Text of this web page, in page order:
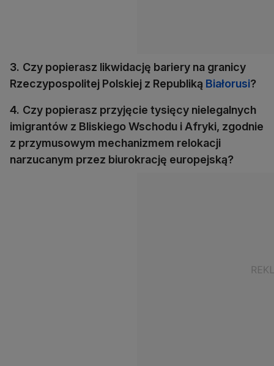
3. Czy popierasz likwidację bariery na granicy
Rzeczypospolitej Polskiej z Republiką Białorusi?
4. Czy popierasz przyjęcie tysięcy nielegalnych
imigrantów z Bliskiego Wschodu i Afryki, zgodnie
z przymusowym mechanizmem relokacji
narzucanym przez biurokrację europejską?